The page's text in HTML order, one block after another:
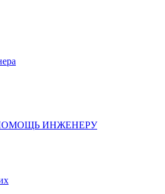
ИНЖЕНЕРУ